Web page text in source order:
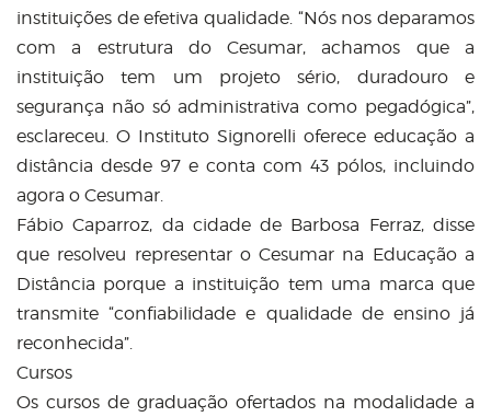
instituições de efetiva qualidade. “Nós nos deparamos
com a estrutura do Cesumar, achamos que a
instituição tem um projeto sério, duradouro e
segurança não só administrativa como pegadógica”,
esclareceu. O Instituto Signorelli oferece educação a
distância desde 97 e conta com 43 pólos, incluindo
agora o Cesumar.
Fábio Caparroz, da cidade de Barbosa Ferraz, disse
que resolveu representar o Cesumar na Educação a
Distância porque a instituição tem uma marca que
transmite “confiabilidade e qualidade de ensino já
reconhecida”.
Cursos
Os cursos de graduação ofertados na modalidade a